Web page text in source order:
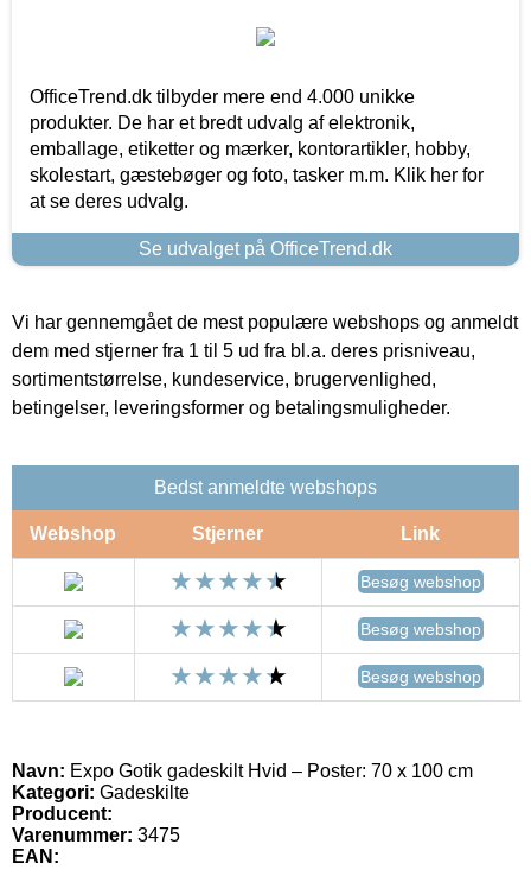
OfficeTrend.dk tilbyder mere end 4.000 unikke
produkter. De har et bredt udvalg af elektronik,
emballage, etiketter og mærker, kontorartikler, hobby,
skolestart, gæstebøger og foto, tasker m.m. Klik her for
at se deres udvalg.
Se udvalget på OfficeTrend.dk
Vi har gennemgået de mest populære webshops og anmeldt
dem med stjerner fra 1 til 5 ud fra bl.a. deres prisniveau,
sortimentstørrelse, kundeservice, brugervenlighed,
betingelser, leveringsformer og betalingsmuligheder.
Bedst anmeldte webshops
Webshop Stjerner Link
Besøg webshop
Besøg webshop
Besøg webshop
Navn: Expo Gotik gadeskilt Hvid – Poster: 70 x 100 cm
Kategori: Gadeskilte
Producent:
Varenummer: 3475
EAN: